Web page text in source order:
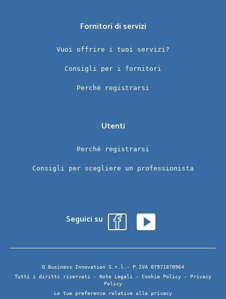
Fornitori di servizi
Vuoi offrire i tuoi servizi?
Consigli per i fornitori
Perché registrarsi
Utenti
Perché registrarsi
Consigli per scegliere un professionista
Seguici su
Q Business Innovation S.r.l.- P.IVA 07971870964
Tutti i diritti riservati - Note Legali - Cookie Policy -
Privacy
Policy
Le tue preferenze relative alla privacy